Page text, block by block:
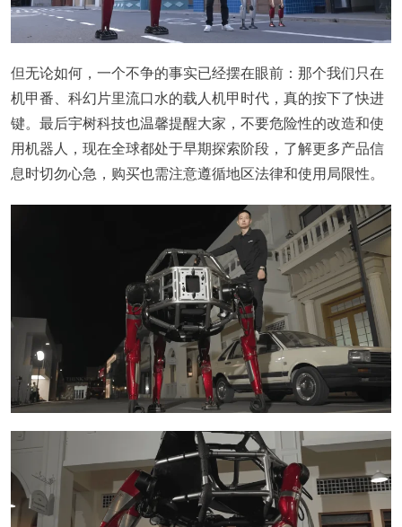
但无论如何，一个不争的事实已经摆在眼前：那个我们只在
机甲番、科幻片里流口水的载人机甲时代，真的按下了快进
键。最后宇树科技也温馨提醒大家，不要危险性的改造和使
用机器人，现在全球都处于早期探索阶段，了解更多产品信
息时切勿心急，购买也需注意遵循地区法律和使用局限性。